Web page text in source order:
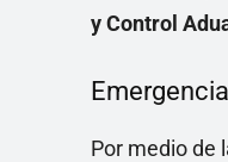
y Control
Por medio de